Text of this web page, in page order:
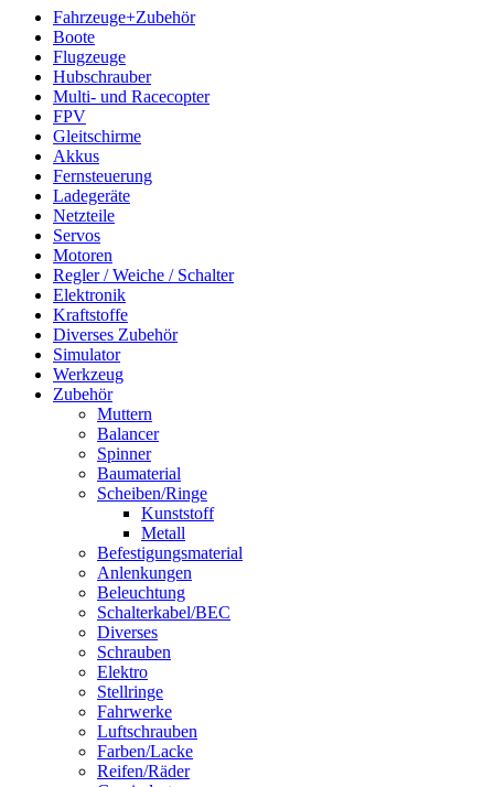
Fahrzeuge+Zubehör
Boote
Flugzeuge
Hubschrauber
Multi- und Racecopter
FPV
Gleitschirme
Akkus
Fernsteuerung
Ladegeräte
Netzteile
Servos
Motoren
Regler / Weiche / Schalter
Elektronik
Kraftstoffe
Diverses Zubehör
Simulator
Werkzeug
Zubehör
Muttern
Balancer
Spinner
Baumaterial
Scheiben/Ringe
Kunststoff
Metall
Befestigungsmaterial
Anlenkungen
Beleuchtung
Schalterkabel/BEC
Diverses
Schrauben
Elektro
Stellringe
Fahrwerke
Luftschrauben
Farben/Lacke
Reifen/Räder